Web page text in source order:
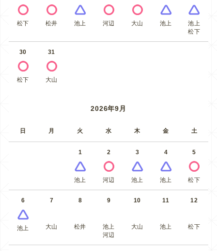
松下 松井 池上 河辺 大山 池上
池上
松下
30
松下
31
大山
2026年9月
日 月 火 水 木 金 土
1
池上
2
河辺
3
池上
4
池上
5
松下
6
池上
7
大山
8
松井
9
池上
河辺
10
大山
11
池上
12
松下